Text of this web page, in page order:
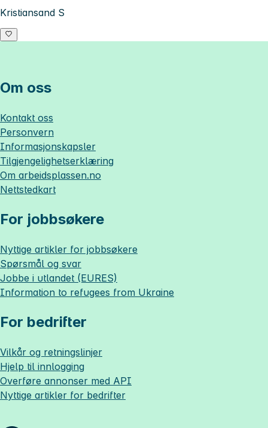
Kristiansand S
Om oss
Kontakt oss
Personvern
Informasjonskapsler
Tilgjengelighetserklæring
Om arbeidsplassen.no
Nettstedkart
For jobbsøkere
Nyttige artikler for jobbsøkere
Spørsmål og svar
Jobbe i utlandet (EURES)
Information to refugees from Ukraine
For bedrifter
Vilkår og retningslinjer
Hjelp til innlogging
Overføre annonser med API
Nyttige artikler for bedrifter